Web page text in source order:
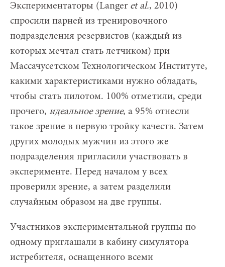
Экспериментаторы (Langer et al., 2010)
спросили парней из тренировочного
подразделения резервистов (каждый из
которых мечтал стать летчиком) при
Массачусетском Технологическом Институте,
какими характеристиками нужно обладать,
чтобы стать пилотом. 100% отметили, среди
прочего, идеальное зрение, а 95% отнесли
такое зрение в первую тройку качеств. Затем
других молодых мужчин из этого же
подразделения пригласили участвовать в
эксперименте. Перед началом у всех
проверили зрение, а затем разделили
случайным образом на две группы.
Участников экспериментальной группы по
одному приглашали в кабину симулятора
истребителя, оснащенного всеми